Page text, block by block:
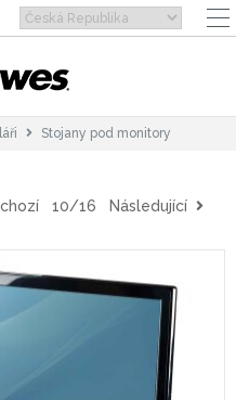
Stojany pod monitory
10/16 Následující